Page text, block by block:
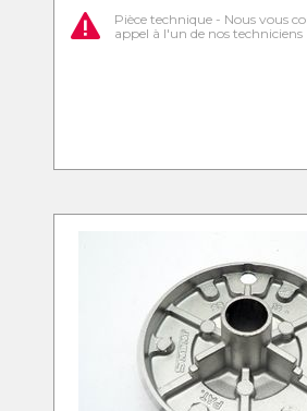
Pièce technique - Nous vous
appel à l'un de nos techniciens